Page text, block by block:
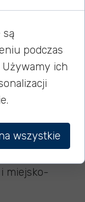
i miejsko-
60+ do
celem jest
miejsko-
są
podczas
ich
wszystkie